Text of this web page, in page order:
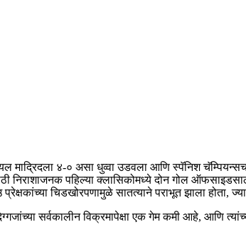
माद्रिदला ४-० असा धुव्वा उडवला आणि स्पॅनिश
निराशाजनक पहिल्या क्लासिकोमध्ये दोन गोल
चिडखोरपणामुळे सातत्याने पराभूत झाला होता,
सर्वकालीन विक्रमापेक्षा एक गेम कमी आहे, आणि